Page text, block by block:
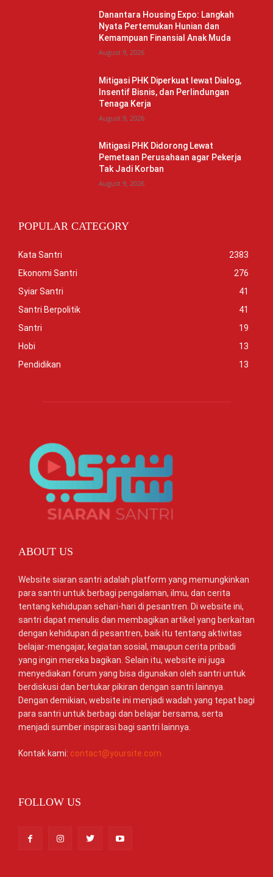
Danantara Housing Expo: Langkah
Nyata Pertemukan Hunian dan
Kemampuan Finansial Anak Muda
August 9, 2026
Mitigasi PHK Diperkuat lewat Dialog,
Insentif Bisnis, dan Perlindungan
Tenaga Kerja
August 9, 2026
Mitigasi PHK Didorong Lewat
Pemetaan Perusahaan agar Pekerja
Tak Jadi Korban
August 9, 2026
POPULAR CATEGORY
Kata Santri
2383
Ekonomi Santri
276
Syiar Santri
41
Santri Berpolitik
41
Santri
19
Hobi
13
Pendidikan
13
ABOUT US
Website siaran santri adalah platform yang memungkinkan
para santri untuk berbagi pengalaman, ilmu, dan cerita
tentang kehidupan sehari-hari di pesantren. Di website ini,
santri dapat menulis dan membagikan artikel yang berkaitan
dengan kehidupan di pesantren, baik itu tentang aktivitas
belajar-mengajar, kegiatan sosial, maupun cerita pribadi
yang ingin mereka bagikan. Selain itu, website ini juga
menyediakan forum yang bisa digunakan oleh santri untuk
berdiskusi dan bertukar pikiran dengan santri lainnya.
Dengan demikian, website ini menjadi wadah yang tepat bagi
para santri untuk berbagi dan belajar bersama, serta
menjadi sumber inspirasi bagi santri lainnya.
Kontak kami: contact@yoursite.com
FOLLOW US